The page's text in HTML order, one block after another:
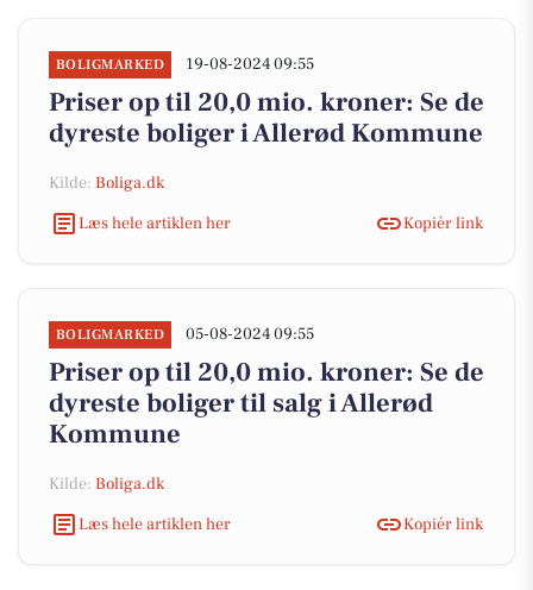
BOLIGMARKED 19-08-2024 09:55
Priser op til 20,0 mio. kroner: Se de
dyreste boliger i Allerød Kommune
Kilde: Boliga.dk
Læs hele artiklen her
Kopiér link
BOLIGMARKED 05-08-2024 09:55
Priser op til 20,0 mio. kroner: Se de
dyreste boliger til salg i Allerød
Kommune
Kilde: Boliga.dk
Læs hele artiklen her
Kopiér link